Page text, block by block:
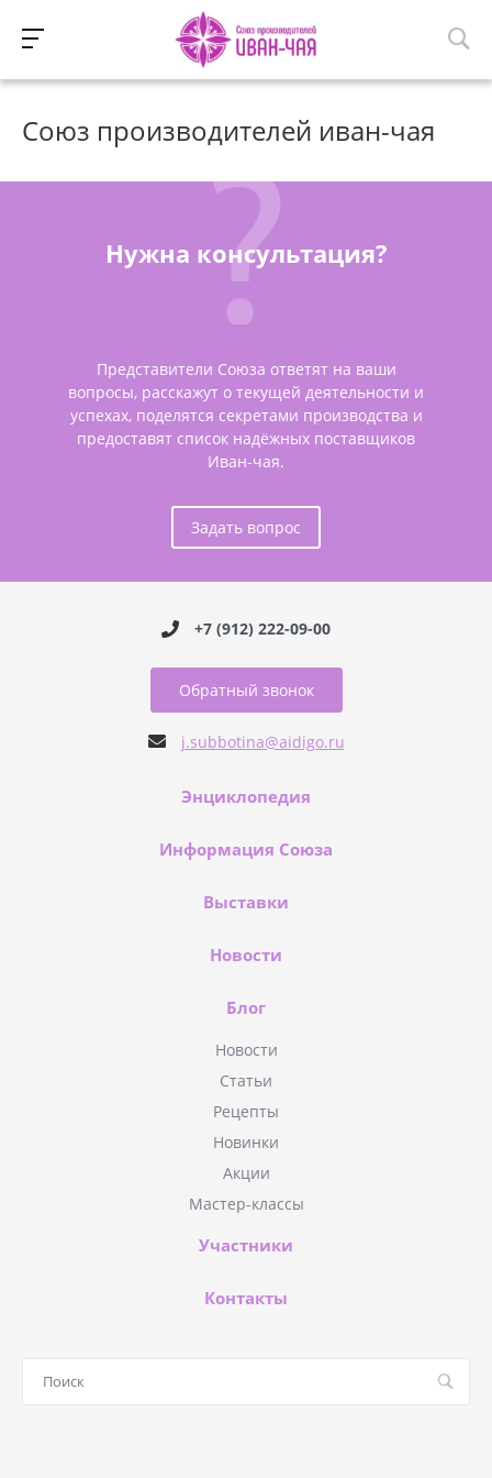
Союз производителей иван-чая
Нужна консультация?
Представители Союза ответят на ваши
вопросы, расскажут о текущей деятельности и
успехах, поделятся секретами производства и
предоставят список надёжных поставщиков
Иван-чая.
Задать вопрос
+7 (912) 222-09-00
Обратный звонок
j.subbotina@aidigo.ru
Энциклопедия
Информация Союза
Выставки
Новости
Блог
Новости
Статьи
Рецепты
Новинки
Акции
Мастер-классы
Участники
Контакты